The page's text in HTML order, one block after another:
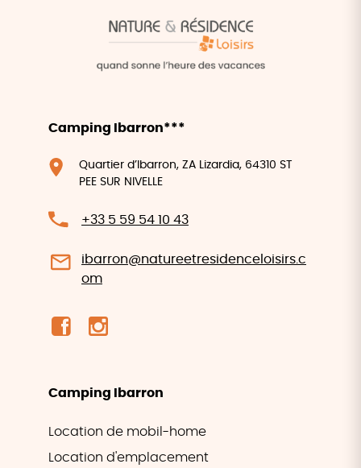
Camping Ibarron***
Quartier d’Ibarron, ZA Lizardia, 64310 ST
PEE SUR NIVELLE
+33 5 59 54 10 43
ibarron@natureetresidenceloisirs.c
om
Camping Ibarron
Location de mobil-home
Location d'emplacement